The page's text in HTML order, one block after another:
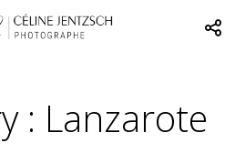
: Lanzarote